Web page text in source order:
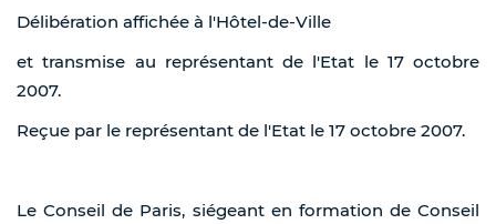
Délibération affichée à l'Hôtel-de-Ville
et transmise au représentant de l'Etat le 17 octobre
2007.
Reçue par le représentant de l'Etat le 17 octobre 2007.
Le Conseil de Paris, siégeant en formation de Conseil